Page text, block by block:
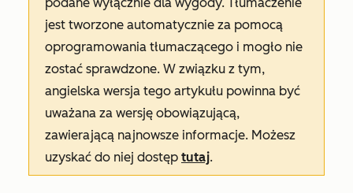
jest tworzone automatycznie za pomocą
oprogramowania tłumaczącego i mogło nie
zostać sprawdzone. W związku z tym,
angielska wersja tego artykułu powinna być
uważana za wersję obowiązującą,
zawierającą najnowsze informacje. Możesz
uzyskać do niej dostęp tutaj.